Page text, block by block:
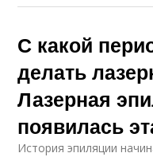
С какой
делать
Лазерная
появилась
История эпиляции